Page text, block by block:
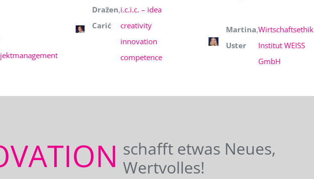
Dražen
Carić
,i.c.i.c. – idea
creativity
innovation
competence
Martina
Uster
,Wirtschaftsethik
Institut WEISS
GmbH
schafft etwas Neues,
Wertvolles!